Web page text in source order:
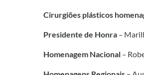
Cirurgiões plásticos
Presidente de Honra –
Homenagem Nacional –